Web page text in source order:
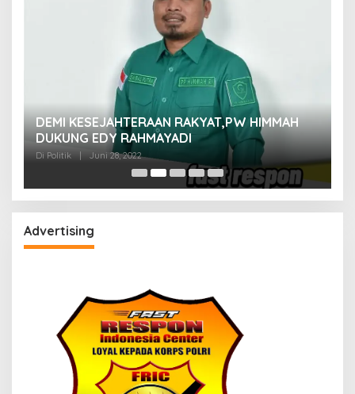
DEMI KESEJAHTERAAN RAKYAT,PW HIMMAH
DUKUNG EDY RAHMAYADI
Di Politik Juni 28, 2022
Advertising